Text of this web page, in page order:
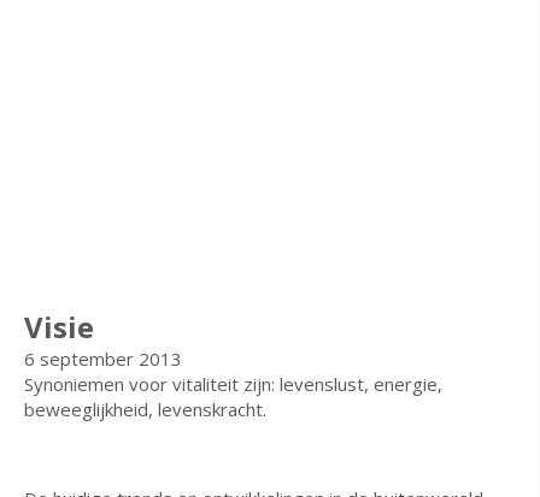
Visie
6 september 2013
Synoniemen voor vitaliteit zijn: levenslust, energie,
beweeglijkheid, levenskracht.